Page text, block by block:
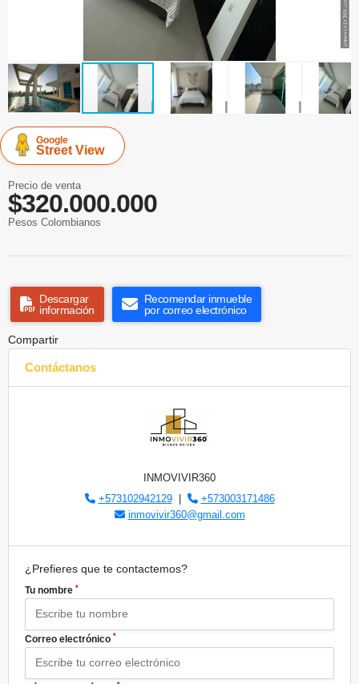
Google
Street View
Precio de venta
$320.000.000
Pesos Colombianos
Descargar
información
Recomendar inmueble
por correo electrónico
Compartir
Contáctanos
INMOVIVIR360
+573102942129|
+573003171486
inmovivir360@gmail.com
¿Prefieres que te contactemos?
Tu nombre *
Correo electrónico *